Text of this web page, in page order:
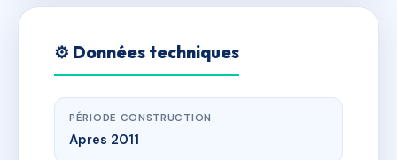
⚙️ Données techniques
PÉRIODE CONSTRUCTION
Apres 2011